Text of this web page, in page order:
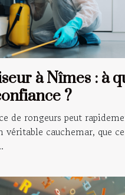
à Nîmes : à
?
de rongeurs peut
véritable cauchemar, que